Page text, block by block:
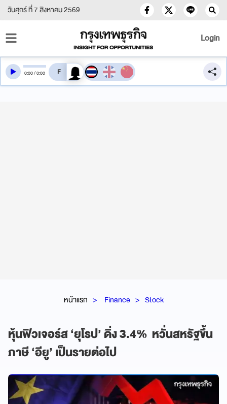
วันศุกร์ ที่ 7 สิงหาคม 2569
Login
หน้าแรก Finance Stock
หุ้นฟิวเจอร์ส ‘ยุโรป’ ดิ่ง 3.4% หวั่นสหรัฐขึ้น
ภาษี ‘อียู’ เป็นรายต่อไป
0:00/0:00 สลับเสียงอ่าน